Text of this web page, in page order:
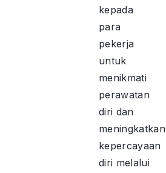
kepada
para
pekerja
untuk
menikmati
perawatan
diri dan
meningkatkan
kepercayaan
diri melalui